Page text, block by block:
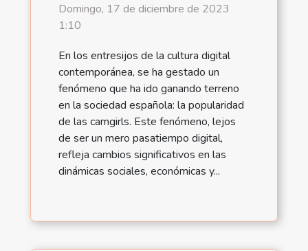
Domingo, 17 de diciembre de 2023
1:10
En los entresijos de la cultura digital
contemporánea, se ha gestado un
fenómeno que ha ido ganando terreno
en la sociedad española: la popularidad
de las camgirls. Este fenómeno, lejos
de ser un mero pasatiempo digital,
refleja cambios significativos en las
dinámicas sociales, económicas y...